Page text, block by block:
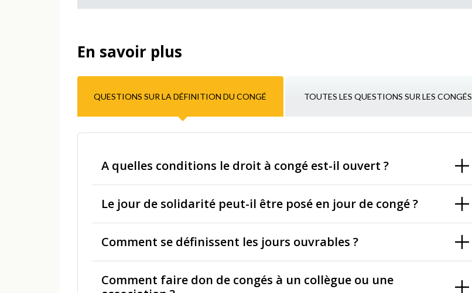
En savoir plus
QUESTIONS SUR LA DÉFINITION DU CONGÉ TOUTES LES QUESTIONS SUR LES CONGÉS
A quelles conditions le droit à congé est-il ouvert ?
Le jour de solidarité peut-il être posé en jour de congé ?
Comment se définissent les jours ouvrables ?
Comment faire don de congés à un collègue ou une